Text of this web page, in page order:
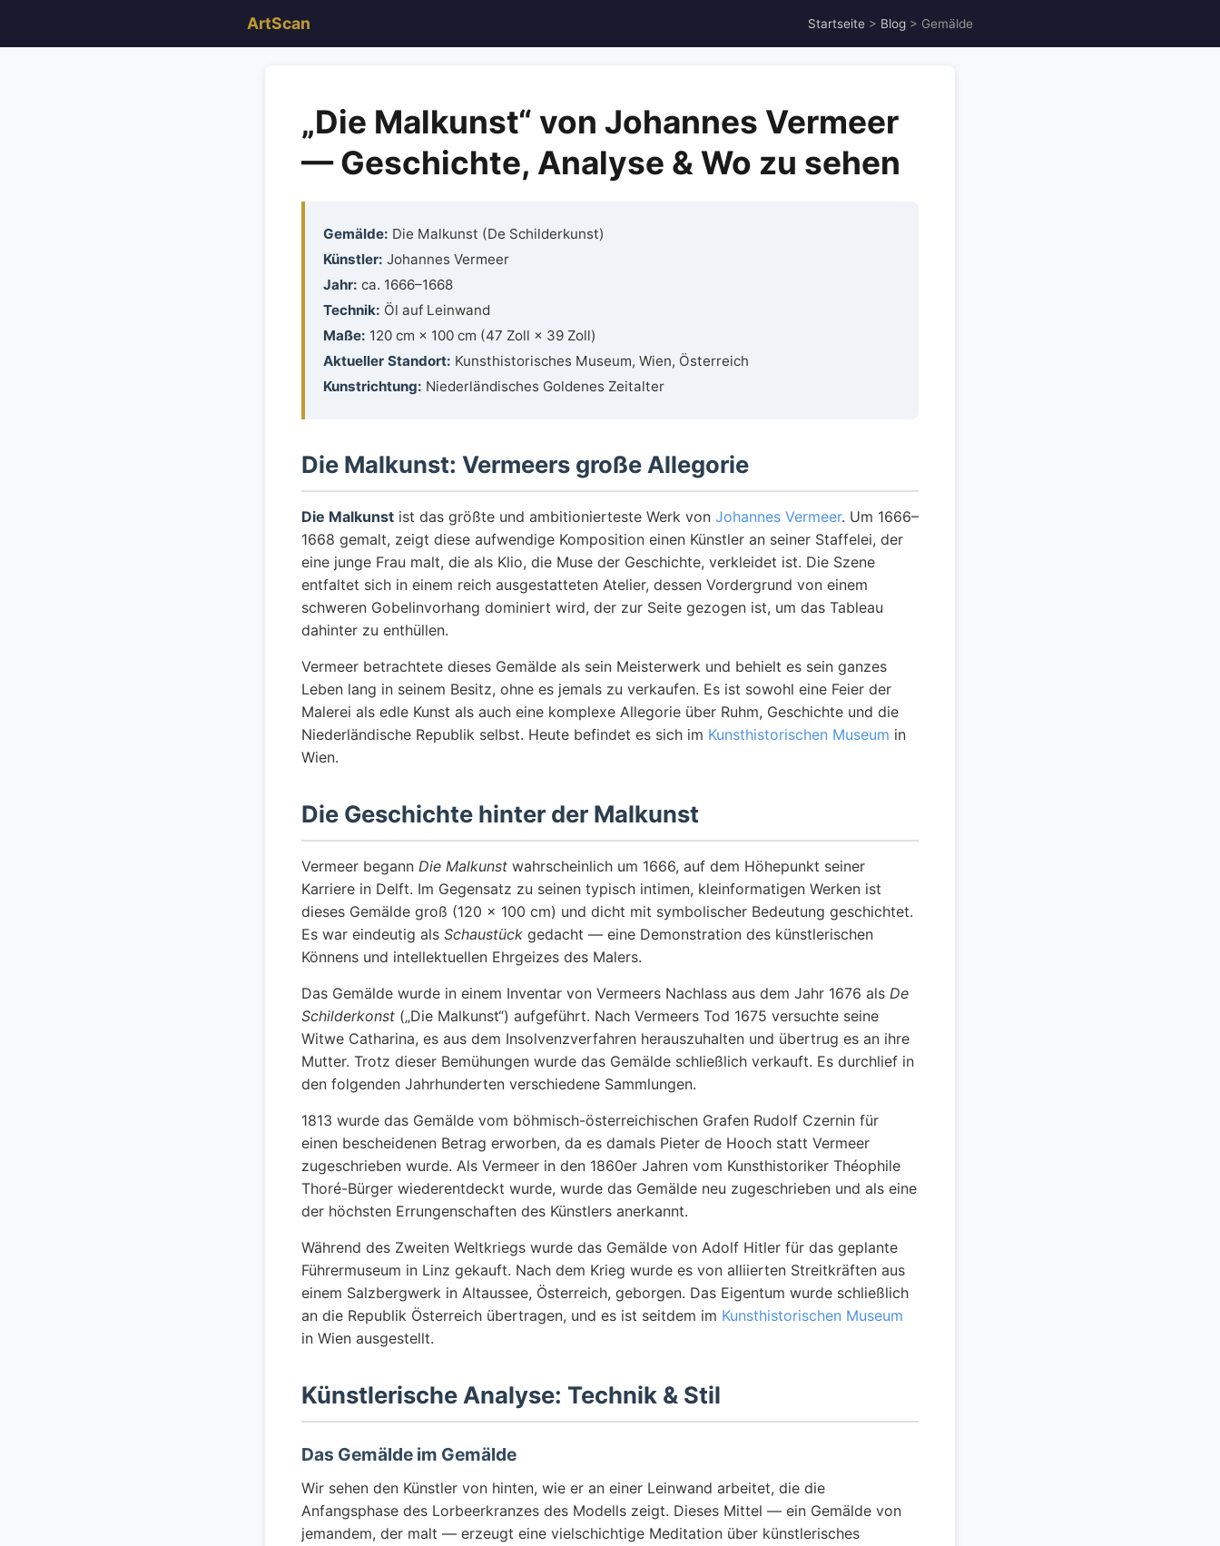
ArtScan Startseite > Blog > Gemälde
„Die Malkunst“ von Johannes Vermeer
— Geschichte, Analyse & Wo zu sehen
Gemälde: Die Malkunst (De Schilderkunst)
Künstler: Johannes Vermeer
Jahr: ca. 1666–1668
Technik: Öl auf Leinwand
Maße: 120 cm × 100 cm (47 Zoll × 39 Zoll)
Aktueller Standort: Kunsthistorisches Museum, Wien, Österreich
Kunstrichtung: Niederländisches Goldenes Zeitalter
Die Malkunst: Vermeers große Allegorie
Die Malkunst ist das größte und ambitionierteste Werk von Johannes Vermeer. Um 1666–
1668 gemalt, zeigt diese aufwendige Komposition einen Künstler an seiner Staffelei, der
eine junge Frau malt, die als Klio, die Muse der Geschichte, verkleidet ist. Die Szene
entfaltet sich in einem reich ausgestatteten Atelier, dessen Vordergrund von einem
schweren Gobelinvorhang dominiert wird, der zur Seite gezogen ist, um das Tableau
dahinter zu enthüllen.
Vermeer betrachtete dieses Gemälde als sein Meisterwerk und behielt es sein ganzes
Leben lang in seinem Besitz, ohne es jemals zu verkaufen. Es ist sowohl eine Feier der
Malerei als edle Kunst als auch eine komplexe Allegorie über Ruhm, Geschichte und die
Niederländische Republik selbst. Heute befindet es sich im Kunsthistorischen Museum in
Wien.
Die Geschichte hinter der Malkunst
Vermeer begann Die Malkunst wahrscheinlich um 1666, auf dem Höhepunkt seiner
Karriere in Delft. Im Gegensatz zu seinen typisch intimen, kleinformatigen Werken ist
dieses Gemälde groß (120 × 100 cm) und dicht mit symbolischer Bedeutung geschichtet.
Es war eindeutig als Schaustück gedacht — eine Demonstration des künstlerischen
Könnens und intellektuellen Ehrgeizes des Malers.
Das Gemälde wurde in einem Inventar von Vermeers Nachlass aus dem Jahr 1676 als De
Schilderkonst („Die Malkunst“) aufgeführt. Nach Vermeers Tod 1675 versuchte seine
Witwe Catharina, es aus dem Insolvenzverfahren herauszuhalten und übertrug es an ihre
Mutter. Trotz dieser Bemühungen wurde das Gemälde schließlich verkauft. Es durchlief in
den folgenden Jahrhunderten verschiedene Sammlungen.
1813 wurde das Gemälde vom böhmisch-österreichischen Grafen Rudolf Czernin für
einen bescheidenen Betrag erworben, da es damals Pieter de Hooch statt Vermeer
zugeschrieben wurde. Als Vermeer in den 1860er Jahren vom Kunsthistoriker Théophile
Thoré-Bürger wiederentdeckt wurde, wurde das Gemälde neu zugeschrieben und als eine
der höchsten Errungenschaften des Künstlers anerkannt.
Während des Zweiten Weltkriegs wurde das Gemälde von Adolf Hitler für das geplante
Führermuseum in Linz gekauft. Nach dem Krieg wurde es von alliierten Streitkräften aus
einem Salzbergwerk in Altaussee, Österreich, geborgen. Das Eigentum wurde schließlich
an die Republik Österreich übertragen, und es ist seitdem im Kunsthistorischen Museum
in Wien ausgestellt.
Künstlerische Analyse: Technik & Stil
Das Gemälde im Gemälde
Wir sehen den Künstler von hinten, wie er an einer Leinwand arbeitet, die die
Anfangsphase des Lorbeerkranzes des Modells zeigt. Dieses Mittel — ein Gemälde von
jemandem, der malt — erzeugt eine vielschichtige Meditation über künstlerisches